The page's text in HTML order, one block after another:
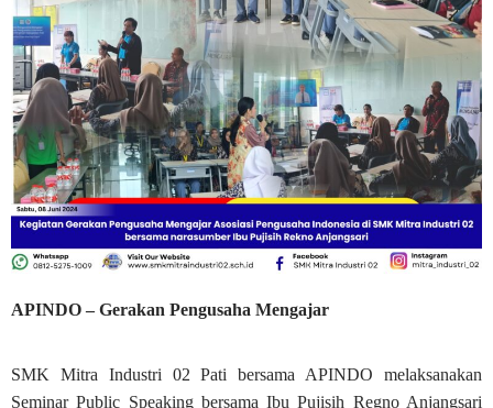
APINDO – Gerakan Pengusaha Mengajar
SMK Mitra Industri 02 Pati bersama APINDO melaksanakan
Seminar Public Speaking bersama Ibu Pujisih Regno Anjangsari